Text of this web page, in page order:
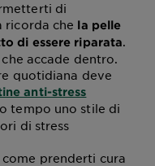
di
ricorda che la pelle
di essere riparata.
accade dentro.
quotidiana deve
anti-stress
tempo uno stile di
di stress
prenderti cura